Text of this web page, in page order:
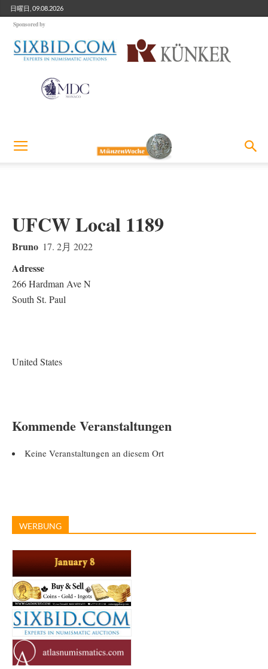
日曜日, 09.08.2026
Sponsored by
UFCW Local 1189
Bruno 17. 2月 2022
Adresse
266 Hardman Ave N
South St. Paul
United States
Kommende Veranstaltungen
Keine Veranstaltungen an diesem Ort
WERBUNG